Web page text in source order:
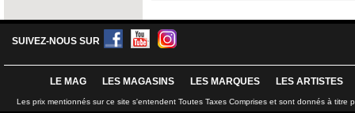
SUIVEZ-NOUS SUR
LE MAG LES MAGASINS LES MARQUES LES ARTISTES
Les prix mentionnés sur ce site s'entendent Toutes Taxes Comprises et sont donnés à